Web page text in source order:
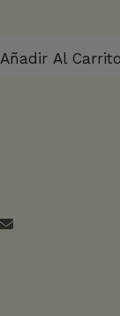
Añadir Al